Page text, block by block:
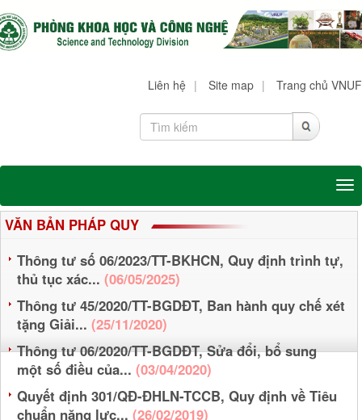
Liên hệ | Site map | Trang chủ VNUF
VĂN BẢN PHÁP QUY
Thông tư số 06/2023/TT-BKHCN, Quy định trình tự,
thủ tục xác... (06/05/2025)
Thông tư 45/2020/TT-BGDĐT, Ban hành quy chế xét
tặng Giải... (25/11/2020)
Thông tư 06/2020/TT-BGDĐT, Sửa đổi, bổ sung
một số điều của... (03/04/2020)
Quyết định 301/QĐ-ĐHLN-TCCB, Quy định về Tiêu
chuẩn năng lực... (26/02/2019)